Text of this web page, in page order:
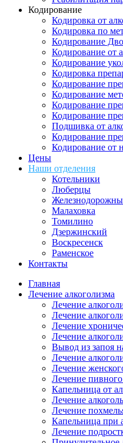
Кодирование
Кодировка от
Кодировка по
Кодирование
Кодирование от
Кодирование
Кодировка
Кодирование
Кодирование
Кодирование
Кодирование
Подшивка от
Кодирование
Кодирование от
Цены
Наши отделения
Котельники
Люберцы
Малаховка
Томилино
Дзержинский
Воскресенск
Раменское
Контакты
Главная
Лечение алкоголизма
Лечение
Лечение
Лечение
Лечение
Вывод из запоя
Лечение
Лечение
Лечение пивного
Капельница от
Лечение
Лечение
Капельница при
Лечение